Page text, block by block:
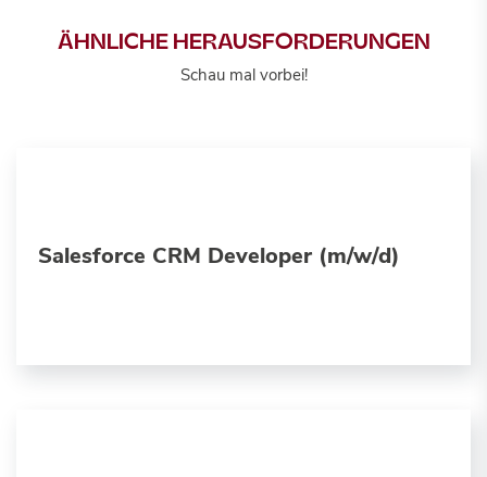
ÄHNLICHE HERAUSFORDERUNGEN
Schau mal vorbei!
Salesforce CRM Developer (m/w/d)